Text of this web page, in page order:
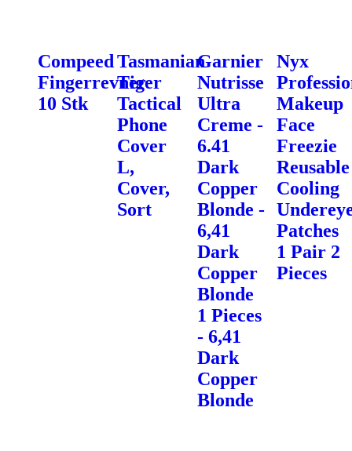
Compeed
Fingerrevner
10 Stk
Tasmanian
Tiger
Tactical
Phone
Cover
L,
Cover,
Sort
Garnier
Nutrisse
Ultra
Creme -
6.41
Dark
Copper
Blonde -
6,41
Dark
Copper
Blonde
1 Pieces
- 6,41
Dark
Copper
Blonde
Nyx
Makeup
Face
Freezie
Reusable
Cooling
Patches
1 Pair 2
Pieces